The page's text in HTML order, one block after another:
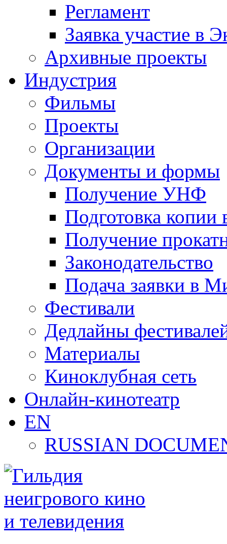
Регламент
Заявка участие в
Архивные проекты
Индустрия
Фильмы
Проекты
Организации
Документы и формы
Получение УНФ
Подготовка копии
Получение
Законодательство
Подача заявки в
Фестивали
Дедлайны
Материалы
Киноклубная сеть
Онлайн-кинотеатр
EN
RUSSIAN